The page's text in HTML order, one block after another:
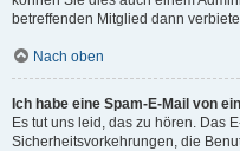
betreffenden Mitglied dann
Nach oben
Ich habe eine Spam-E-Mail von
Es tut uns leid, das zu hören. Das
Sicherheitsvorkehrungen, die